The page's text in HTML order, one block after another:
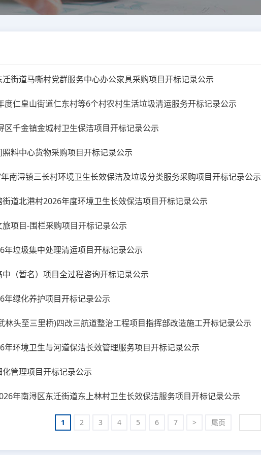
迁街道马嘶村党群服务中心办公家具采购项目开标记录公示
度仁皇山街道仁东村等6个村农村生活垃圾清运服务开标记录公示
区千金镇金城村卫生保洁项目开标记录公示
照料中心货物采购项目开标记录公示
年南浔镇三长村环境卫生长效保洁及垃圾分类服务采购项目开标记录公示
街道北港村2026年度环境卫生长效保洁项目开标记录公示
旅项目-围栏采购项目开标记录公示
年垃圾集中处理清运项目开标记录公示
中（暂名）项目全过程咨询开标记录公示
年绿化养护项目开标记录公示
林头至三里桥)四改三航道整治工程项目指挥部改造施工开标记录公示
年环境卫生与河道保洁长效管理服务项目开标记录公示
化管理项目开标记录公示
年南浔区东迁街道东上林村卫生长效保洁服务项目开标记录公示
1 2 3 4 5 6 7 > 尾页